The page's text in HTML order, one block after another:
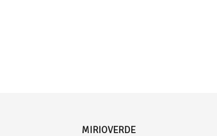
MIRIOVERDE